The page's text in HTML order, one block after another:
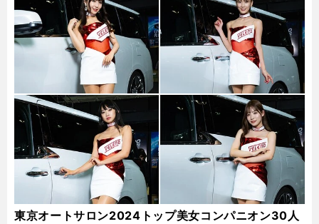
東京オートサロン2024トップ美女コンパニオン30人